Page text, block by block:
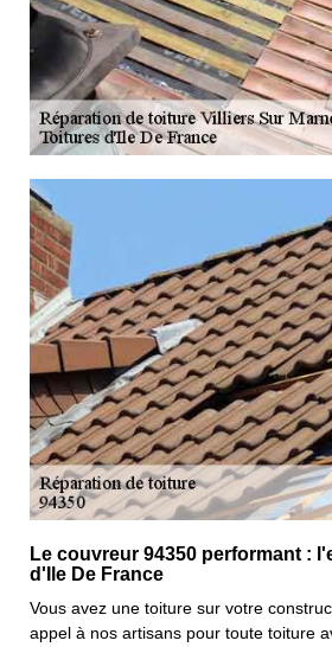
Le couvreur 94350 performant :
d'Ile De France
Vous avez une toiture sur votre
appel à nos artisans pour toute toiture